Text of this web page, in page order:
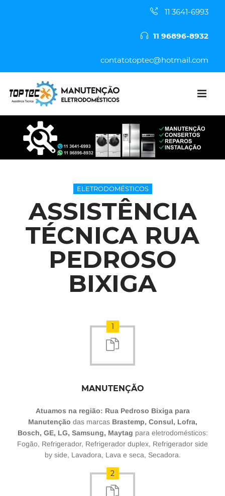
11 3641-6993
11 96896-8932
contatotoptec@hotmail.com
ELETRODOMÉSTICOS
ASSISTÊNCIA
TÉCNICA RUA
PEDROSO
BIXIGA
1
MANUTENÇÃO
Atuamos na região: Rua Pedroso Bixiga para
Manutenção das marcas Brastemp, Consul, Lofra,
Bosch, GE, LG, Samsung, Maytag para eletrodomésticos:
Fogão, Refrigerador, Refrigerador duplex, Refrigerador side
by side, Lavadora, Lava e seca, Secadora.
2